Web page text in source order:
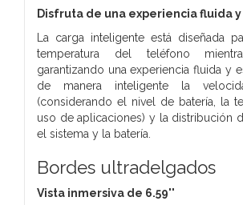
Disfruta de una experiencia fluida
La carga inteligente está diseñada
temperatura del teléfono
garantizando una experiencia fluida y
de manera inteligente la
(considerando el nivel de batería, la
uso de aplicaciones) y la distribución
el sistema y la batería.
Bordes ultradelgados
Vista inmersiva de 6.59''